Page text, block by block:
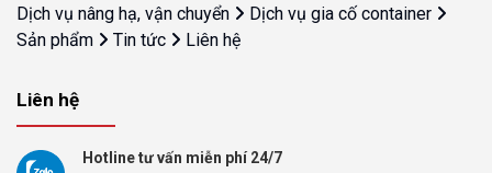
Dịch vụ nâng hạ, vận chuyển
Dịch vụ gia cố container
Sản phẩm
Tin tức Liên hệ
Liên hệ
Hotline tư vấn miễn phí 24/7